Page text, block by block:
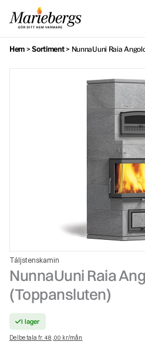
innehåll
Hem >Sortiment> NunnaUuni Raia
Täljstenskamin
NunnaUuni Raia
(Toppansluten)
I lager
Delbetala fr. 48,00 kr/mån